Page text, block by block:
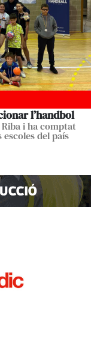
l’handbol
i ha comptat
del país